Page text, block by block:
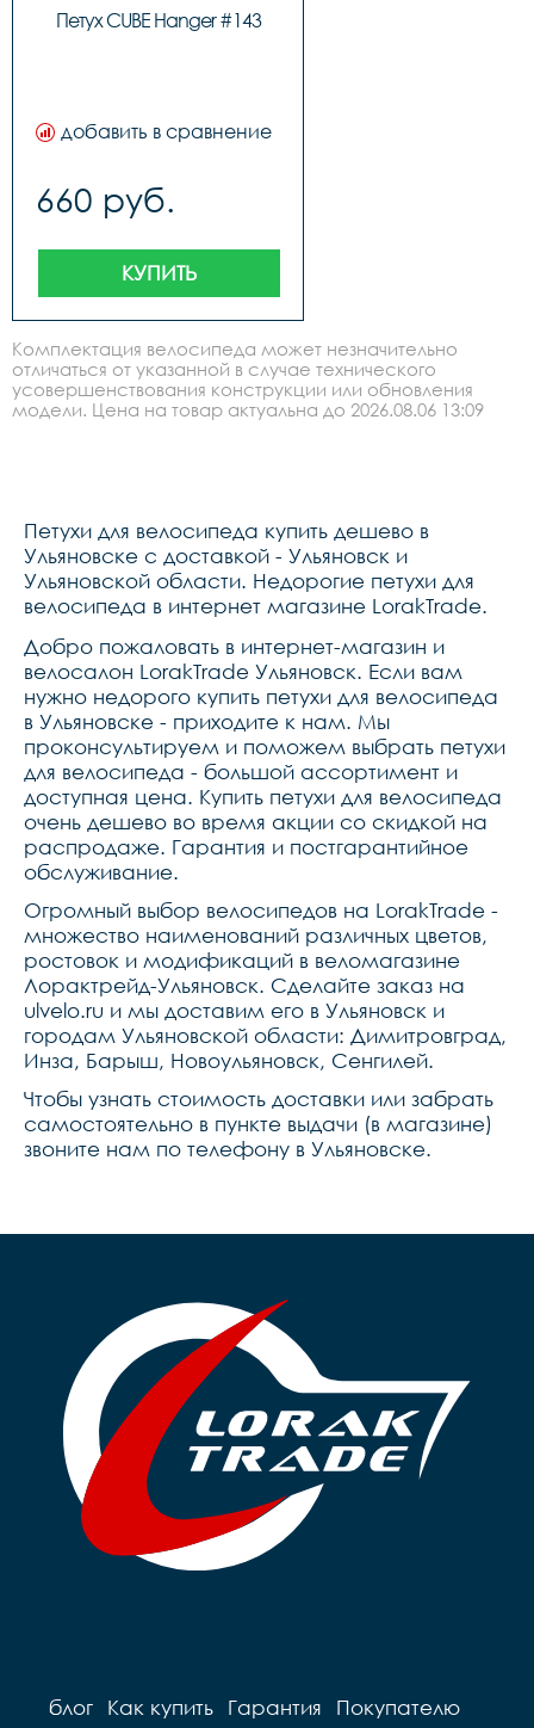
Петух CUBE Hanger #143
добавить в сравнение
660 руб.
КУПИТЬ
Комплектация велосипеда может незначительно
отличаться от указанной в случае технического
усовершенствования конструкции или обновления
модели. Цена на товар актуальна до 2026.08.06 13:09
Петухи для велосипеда купить дешево в
Ульяновске с доставкой - Ульяновск и
Ульяновской области. Недорогие петухи для
велосипеда в интернет магазине LorakTrade.
Добро пожаловать в интернет-магазин и
велосалон LorakTrade Ульяновск. Если вам
нужно недорого купить петухи для велосипеда
в Ульяновске - приходите к нам. Мы
проконсультируем и поможем выбрать петухи
для велосипеда - большой ассортимент и
доступная цена. Купить петухи для велосипеда
очень дешево во время акции со скидкой на
распродаже. Гарантия и постгарантийное
обслуживание.
Огромный выбор велосипедов на LorakTrade -
множество наименований различных цветов,
ростовок и модификаций в веломагазине
Лорактрейд-Ульяновск. Сделайте заказ на
ulvelo.ru и мы доставим его в Ульяновск и
городам Ульяновской области: Димитровград,
Инза, Барыш, Новоульяновск, Сенгилей.
Чтобы узнать стоимость доставки или забрать
самостоятельно в пункте выдачи (в магазине)
звоните нам по телефону в Ульяновске.
блог Как купить Гарантия
Покупателю